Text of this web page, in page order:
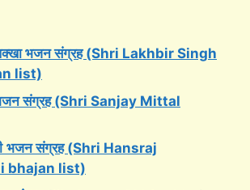
लक्खा भजन संग्रह (Shri Lakhbir Singh
list)
भजन संग्रह (Shri Sanjay Mittal
भजन संग्रह (Shri Hansraj
bhajan list)